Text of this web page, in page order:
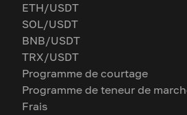
ETH/USDT
SOL/USDT
BNB/USDT
TRX/USDT
Programme de courtage
Programme de teneur de
Frais